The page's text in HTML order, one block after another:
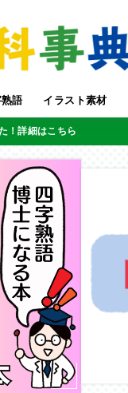
語 イラスト素材
！詳細はこちら